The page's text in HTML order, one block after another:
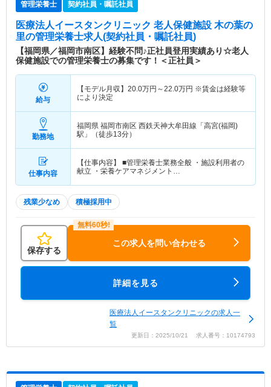
管理栄養士 契約社員・嘱託社員
医療法人イースタンクリニック 老人保健施設 木の葉の
里の管理栄養士求人(契約社員・嘱託社員)
【福岡県／福岡市南区】経験不問♪正社員登用実績あり☆老人
保健施設での管理栄養士の募集です！＜正社員＞
給与
【モデル月収】 20.0万円～22.0万円 ※賃金は経験等
により決定
勤務地
福岡県 福岡市南区 西鉄天神大牟田線「高宮(福岡)
駅」（徒歩13分）
仕事内容
【仕事内容】 ■管理栄養士業務全般 ・施設利用者の
献立 ・栄養ケアマネジメント…
残業少なめ 積極採用中
保存する
この求人を問い合わせる
詳細を見る
医療法人イースタンクリニックの求人一
覧
更新日：2025/10/21 求人番号：10174793